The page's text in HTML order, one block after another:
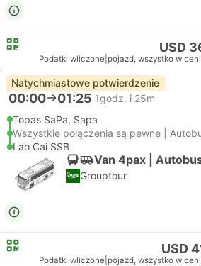
USD
Podatki wliczone pojazd, wszystko w
Natychmiastowe potwierdzenie
00:00 01:25 1godz. i 25m
Topas SaPa, Sapa
Wszystkie połączenia są pewne |
Lao Cai SSB
Van 4pax |
Grouptour
USD
Podatki wliczone pojazd, wszystko w